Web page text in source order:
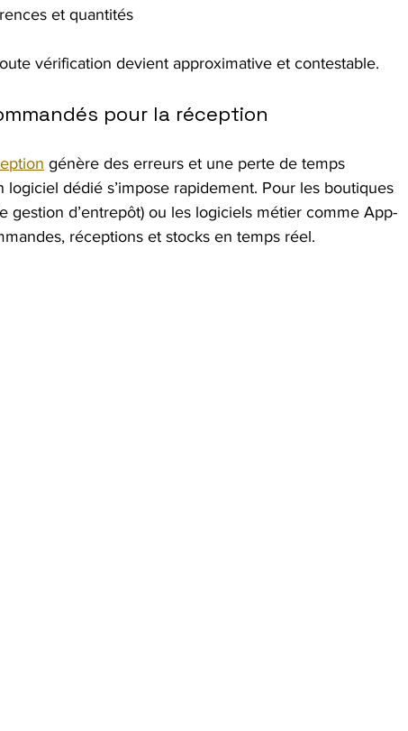
et quantités
vérification devient approximative et contestable.
pour la réception
génère des erreurs et une perte de temps
logiciel dédié s’impose rapidement. Pour les boutiques
gestion d’entrepôt) ou les logiciels métier comme App-
réceptions et stocks en temps réel.